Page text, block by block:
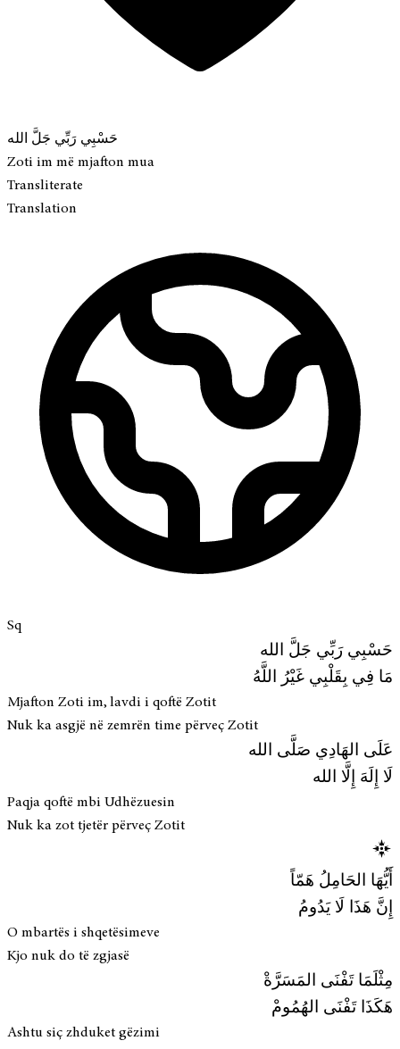
حَسْبِي رَبِّي جَلَّ الله
Zoti im më mjafton mua
Transliterate
Translation
Sq
حَسْبِي رَبِّي جَلَّ الله
مَا فِي بِقَلْبِي غَيْرُ اللَّهُ
Mjafton Zoti im, lavdi i qoftë Zotit
Nuk ka asgjë në zemrën time përveç Zotit
عَلَى الهَادِي صَلَّى الله
لَا إِلَهَ إِلَّا الله
Paqja qoftë mbi Udhëzuesin
Nuk ka zot tjetër përveç Zotit
أَيُّهَا الحَامِلُ هَمّاً
إِنَّ هَذَا لَا يَدُومُ
O mbartës i shqetësimeve
Kjo nuk do të zgjasë
مِثْلَمَا تَفْنَى المَسَرَّةْ
هَكَذَا تَفْنَى الهُمُومْ
Ashtu siç zhduket gëzimi